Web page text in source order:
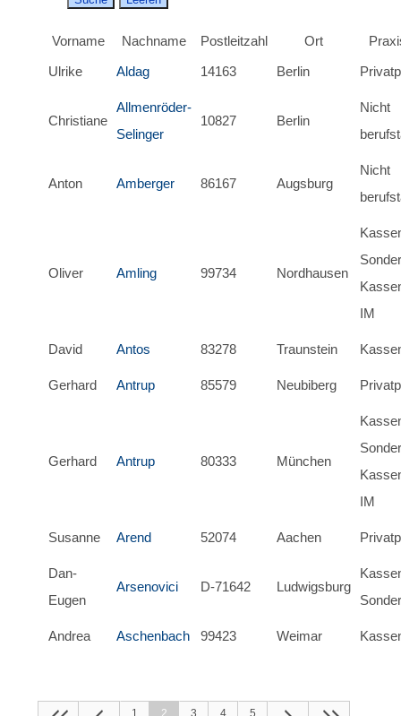
Vorname Nachname Postleitzahl Ort
Ulrike
Aldag 14163 Berlin
Christiane
Allmenröder-
Selinger
10827 Berlin
Nicht
Anton Amberger 86167 Augsburg
Nicht
Oliver Amling 99734 Nordhausen
IM
David Antos 83278 Traunstein
Gerhard Antrup 85579 Neubiberg
Gerhard Antrup 80333 München
IM
Susanne Arend 52074 Aachen
Dan-
Eugen
Arsenovici D-71642 Ludwigsburg
Andrea Aschenbach 99423 Weimar